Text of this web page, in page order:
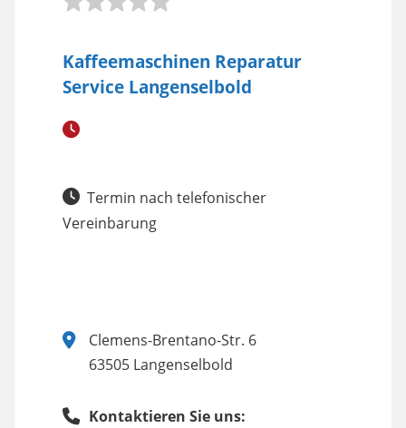
Kaffeemaschinen Reparatur
Service Langenselbold
Termin nach telefonischer
Vereinbarung
Clemens-Brentano-Str. 6
63505 Langenselbold
Kontaktieren Sie uns: